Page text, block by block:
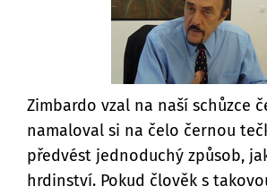
Zimbardo vzal na naší schůzce
namaloval si na čelo černou
předvést jednoduchý způsob,
hrdinství. Pokud člověk s